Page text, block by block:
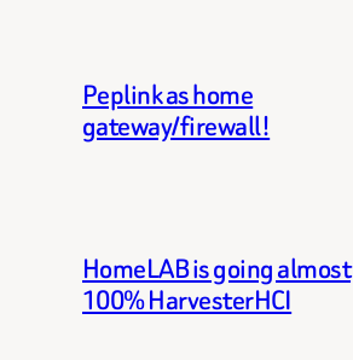
Peplink as home
gateway/firewall!
HomeLAB is going almost
100% HarvesterHCI